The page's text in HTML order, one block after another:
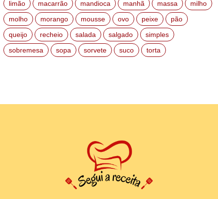
limão
macarrão mandioca manhã massa
milho
molho
morango mousse ovo peixe
pão
queijo
recheio salada salgado
simples
sobremesa
sopa sorvete suco torta